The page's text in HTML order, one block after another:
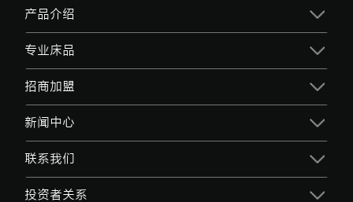
产品介绍
专业床品
招商加盟
新闻中心
联系我们
投资者关系